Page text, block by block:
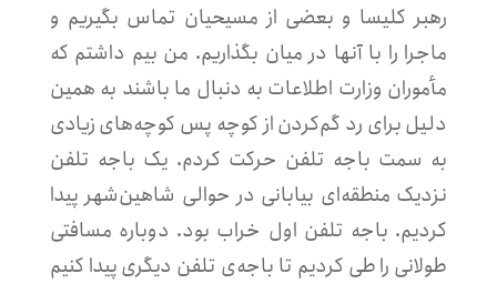
رهبر کلیسا و بعضی از مسیحیان تماس بگیریم و
ماجرا را با آنها در میان بگذاریم. من بیم داشتم که
مأموران وزارت اطلاعات به دنبال ما باشند به همین
دلیل برای رد گم‌کردن از کوچه پس کوچه‌های زیادی
به سمت باجه تلفن حرکت کردم. یک باجه تلفن
نزدیک منطقه‌ای بیابانی در حوالی شاهین‌شهر پیدا
کردیم. باجه تلفن اول خراب بود. دوباره مسافتی
طولانی را طی کردیم تا باجه‌ی تلفن دیگری پیدا کنیم